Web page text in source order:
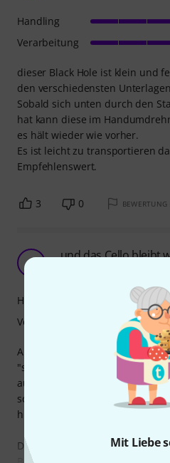
Mit Liebe
dieser Black Hole ist klein und
den verschiedensten
Sobald sich unten durch den
hat kann diese im
es hält wieder wie vorher.
Es ist leicht zu transportieren
Empfehlenswert.
Handling
Verarbeitung
3 0
F ...und das Cello bleibt
Als blutiger Einsteiger war mir
"schräg" man ein Cello
aus, dass die Gummifüße am
schonen sollten, anstatt das
hindern - weit gefehlt.
Das "Black Hole" hilft genau
Handling
Verarbeitung